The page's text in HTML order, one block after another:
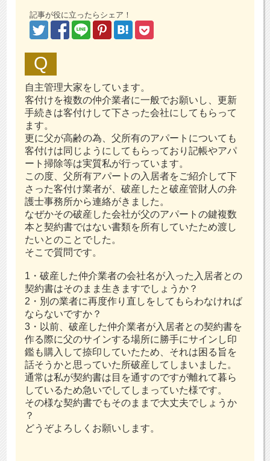
記事が役に立ったらシェア！
自主管理大家をしています。
客付けを複数の仲介業者に一般でお願いし、更新
手続きは客付けして下さった会社にしてもらって
ます。
更に父が高齢の為、父所有のアパートについても
客付けは同じようにしてもらっており記帳やアパ
ート掃除等は実質私が行っています。
この度、父所有アパートの入居者をご紹介して下
さった客付け業者が、破産したと破産管財人の弁
護士事務所から連絡がきました。
なぜかその破産した会社が父のアパートの鍵複数
本と契約書ではない書類を所有していたため渡し
たいとのことでした。
そこで質問です。
1・破産した仲介業者の会社名が入った入居者との
契約書はそのまま生きますでしょうか？
2・別の業者に再度作り直しをしてもらわなければ
ならないですか？
3・以前、破産した仲介業者が入居者との契約書を
作る際に父のサインする場所に勝手にサインし印
鑑も購入して捺印していたため、それは困る旨を
話そうかと思っていた所破産してしまいました。
通常は私が契約書は目を通すのですが離れて暮ら
しているため急いでしてしまっていた様です。
その様な契約書でもそのままで大丈夫でしょうか
？
どうぞよろしくお願いします。